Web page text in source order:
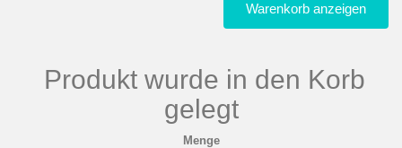
Warenkorb anzeigen
Produkt wurde in den Korb
gelegt
Menge